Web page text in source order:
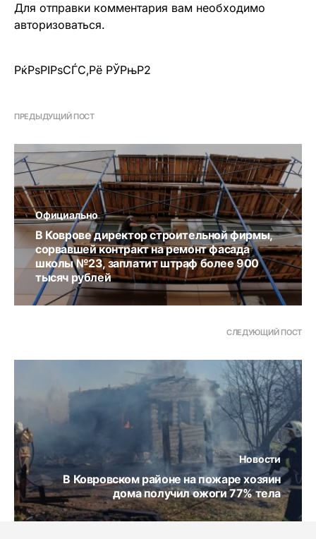
Для отправки комментария вам необходимо
авторизоваться.
РќРѕРІРѕСЃС‚Рё РЎРњР2
ПРЕДЫДУЩИЙ ПОСТ
Официально
В Коврове директор строительной фирмы,
сорвавшей контракт на ремонт фасада
школы №23, заплатит штраф более 900
тысяч рублей
СЛЕДУЮЩИЙ ПОСТ
Новости
В Ковровском районе на пожаре хозяин
дома получил ожоги 77% тела